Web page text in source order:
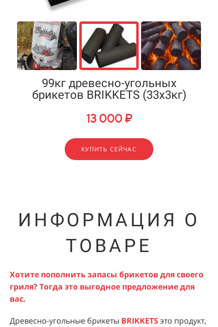
99кг древесно-угольных
брикетов BRIKKETS (33х3кг)
13 000 ₽
КУПИТЬ СЕЙЧАС
ИНФОРМАЦИЯ О
ТОВАРЕ
Хотите пополнить запасы брикетов для своего
гриля? Тогда это выгодное предложение для
вас.
Древесно-угольные брикеты BRIKKETSэто продукт,